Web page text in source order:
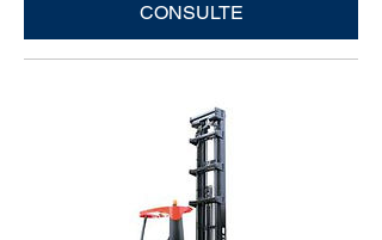
CONSULTE